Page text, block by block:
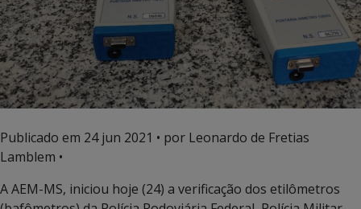
Publicado em 24 jun 2021 • por Leonardo de Fretias
Lamblem •
A AEM-MS, iniciou hoje (24) a verificação dos etilômetros